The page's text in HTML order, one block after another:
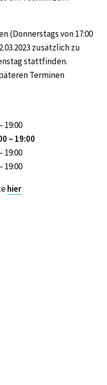
(Donnerstags von 17:00
zusätzlich zu
stattfinden.
Terminen
19:00
– 19:00
19:00
19:00
hier